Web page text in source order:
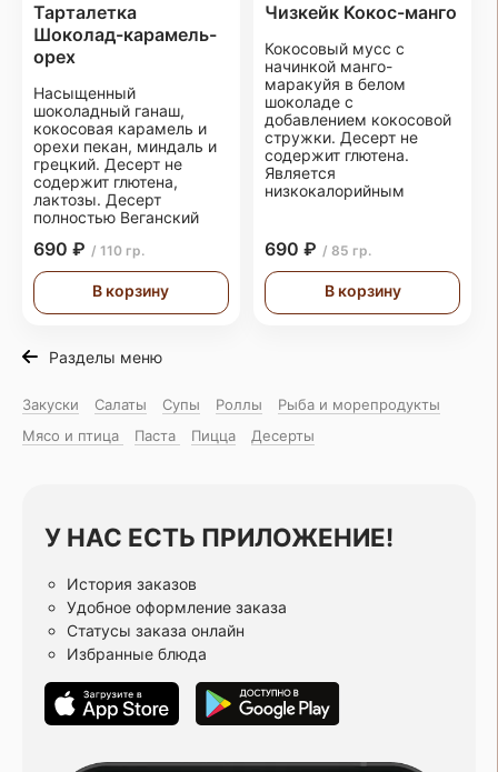
Тарталетка
Шоколад-карамель-
орех
Насыщенный
шоколадный ганаш,
кокосовая карамель и
орехи пекан, миндаль и
грецкий. Десерт не
содержит глютена,
лактозы. Десерт
полностью Веганский
690 ₽ / 110 гр.
В корзину
Чизкейк Кокос-манго
Кокосовый мусс с
начинкой манго-
маракуйя в белом
шоколаде с
добавлением кокосовой
стружки. Десерт не
содержит глютена.
Является
низкокалорийным
690 ₽ / 85 гр.
В корзину
Разделы меню
Закуски Салаты Супы Роллы
Рыба и морепродукты
Мясо и птица
Паста Пицца Десерты
У НАС ЕСТЬ ПРИЛОЖЕНИЕ!
История заказов
Удобное оформление заказа
Статусы заказа онлайн
Избранные блюда